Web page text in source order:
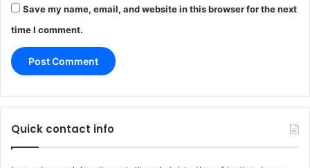
Save my name, email, and website in this browser for the next
time I comment.
Quick contact info